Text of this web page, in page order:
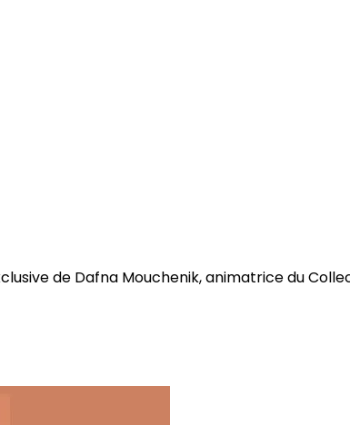
de Dafna Mouchenik, animatrice du